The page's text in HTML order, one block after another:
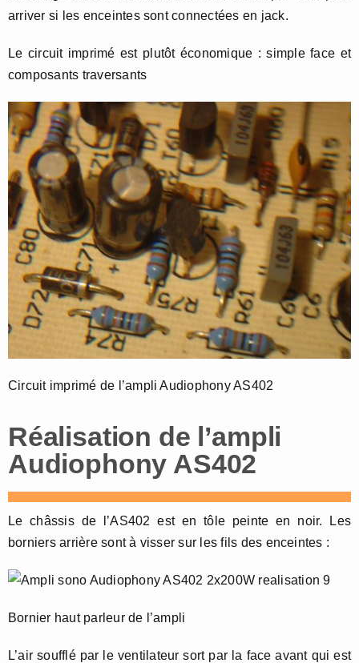
arriver si les enceintes sont connectées en jack.
Le circuit imprimé est plutôt économique : simple face et
composants traversants
Circuit imprimé de l’ampli Audiophony AS402
Réalisation de l’ampli
Audiophony AS402
Le châssis de l’AS402 est en tôle peinte en noir. Les
borniers arrière sont à visser sur les fils des enceintes :
Bornier haut parleur de l’ampli
L’air soufflé par le ventilateur sort par la face avant qui est